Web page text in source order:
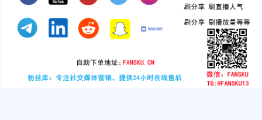
Facebook
TikTok
YouTube